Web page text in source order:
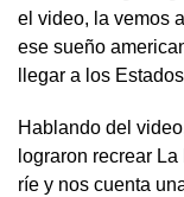
el video, la vemos
ese sueño
llegar a los
Hablando del
lograron recrear
ríe y nos cuenta